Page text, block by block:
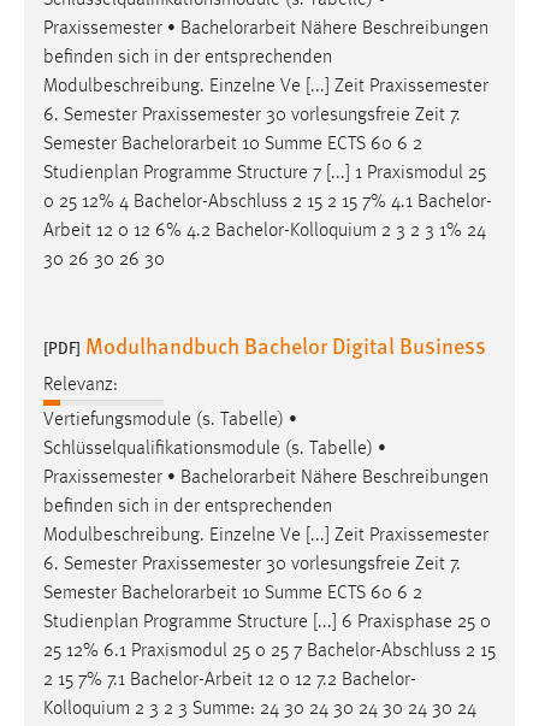
Praxissemester • Bachelorarbeit Nähere Beschreibungen
befinden sich in der entsprechenden
Modulbeschreibung. Einzelne Ve [...] Zeit Praxissemester
6. Semester Praxissemester 30 vorlesungsfreie Zeit 7.
Semester Bachelorarbeit 10 Summe ECTS 60 6 2
Studienplan Programme Structure 7 [...] 1 Praxismodul 25
0 25 12% 4 Bachelor-Abschluss 2 15 2 15 7% 4.1 Bachelor-
Arbeit 12 0 12 6% 4.2 Bachelor-Kolloquium 2 3 2 3 1% 24
30 26 30 26 30
[PDF] Modulhandbuch Bachelor Digital Business
Relevanz:
Vertiefungsmodule (s. Tabelle) •
Schlüsselqualifikationsmodule (s. Tabelle) •
Praxissemester • Bachelorarbeit Nähere Beschreibungen
befinden sich in der entsprechenden
Modulbeschreibung. Einzelne Ve [...] Zeit Praxissemester
6. Semester Praxissemester 30 vorlesungsfreie Zeit 7.
Semester Bachelorarbeit 10 Summe ECTS 60 6 2
Studienplan Programme Structure [...] 6 Praxisphase 25 0
25 12% 6.1 Praxismodul 25 0 25 7 Bachelor-Abschluss 2 15
2 15 7% 7.1 Bachelor-Arbeit 12 0 12 7.2 Bachelor-
Kolloquium 2 3 2 3 Summe: 24 30 24 30 24 30 24 30 24